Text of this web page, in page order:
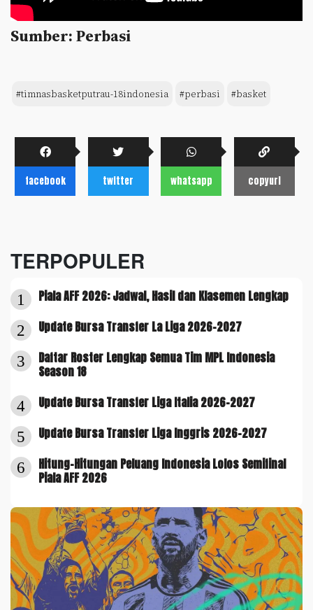
Sumber: Perbasi
#timnasbasketputrau-18indonesia #perbasi #basket
facebook twitter whatsapp copyurl
TERPOPULER
1 Piala AFF 2026: Jadwal, Hasil dan Klasemen Lengkap
2 Update Bursa Transfer La Liga 2026-2027
3
Daftar Roster Lengkap Semua Tim MPL Indonesia
Season 18
4 Update Bursa Transfer Liga Italia 2026-2027
5 Update Bursa Transfer Liga Inggris 2026-2027
6
Hitung-Hitungan Peluang Indonesia Lolos Semifinal
Piala AFF 2026